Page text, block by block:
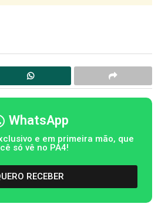
WhatsApp
e em primeira mão, que
só vê no PA4!
RECEBER